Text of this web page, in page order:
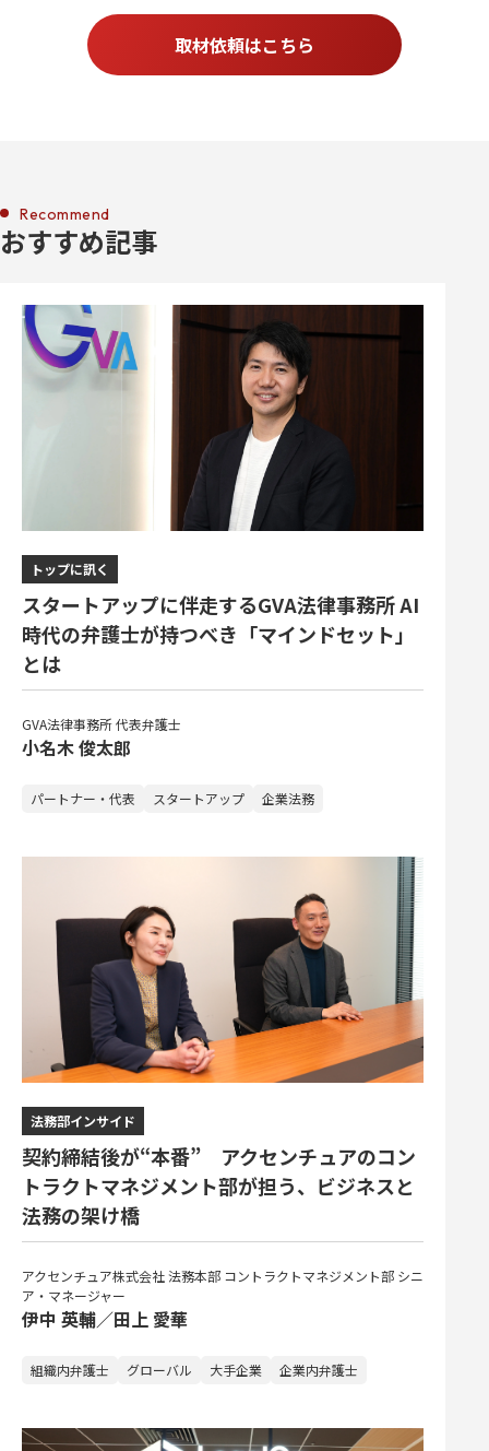
取材依頼はこちら
Recommend
おすすめ記事
トップに訊く
スタートアップに伴走するGVA法律事務所 AI
時代の弁護士が持つべき「マインドセット」
とは
GVA法律事務所 代表弁護士
小名木 俊太郎
パートナー・代表 スタートアップ 企業法務
法務部インサイド
契約締結後が“本番” アクセンチュアのコン
トラクトマネジメント部が担う、ビジネスと
法務の架け橋
アクセンチュア株式会社 法務本部 コントラクトマネジメント部 シニ
ア・マネージャー
伊中 英輔／田上 愛華
組織内弁護士 グローバル 大手企業 企業内弁護士